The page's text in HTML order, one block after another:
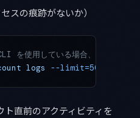
スの痕跡がないか）
用している場合、以下のコマン
logs --limit=50
直前のアクティビティを